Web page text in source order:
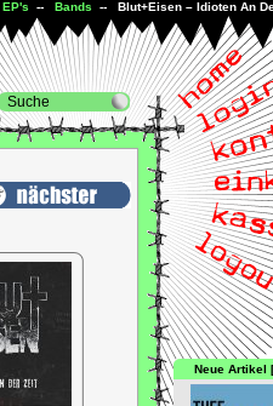
EP's -- Bands -- Blut+Eisen – Idioten An
Neue Artikel